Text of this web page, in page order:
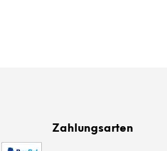
Zahlungsarten